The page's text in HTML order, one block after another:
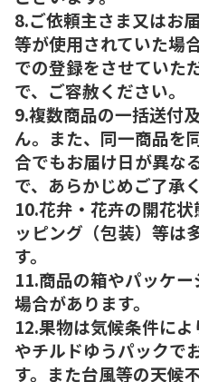
8.ご依頼主さま又はお
等が使用されていた場
での登録をさせていた
で、ご容赦ください。
9.複数商品の一括送付
ん。また、同一商品を
合でもお届け日が異な
で、あらかじめご了承
10.花弁・花卉の開花
ッピング（包装）等は
す。
11.商品の箱やパッケ
場合があります。
12.果物は気候条件に
やチルドゆうパックで
す。また台風等の天候